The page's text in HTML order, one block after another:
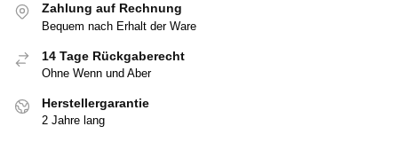
Zahlung auf Rechnung
Bequem nach Erhalt der Ware
14 Tage Rückgaberecht
Ohne Wenn und Aber
Herstellergarantie
2 Jahre lang